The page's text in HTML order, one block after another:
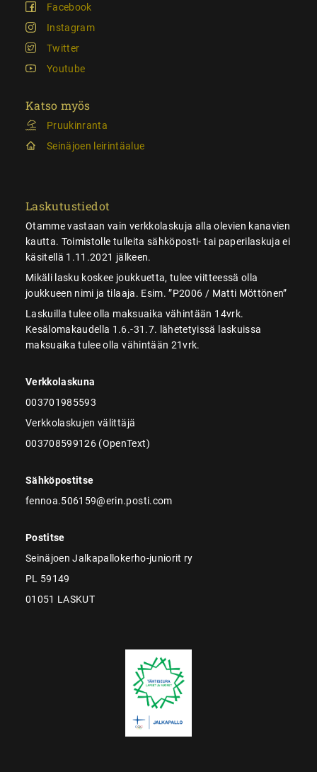
Facebook
Instagram
Twitter
Youtube
Katso myös
Pruukinranta
Seinäjoen leirintäalue
Laskutustiedot
Otamme vastaan vain verkkolaskuja alla olevien kanavien
kautta. Toimistolle tulleita sähköposti- tai paperilaskuja ei
käsitellä 1.11.2021 jälkeen.
Mikäli lasku koskee joukkuetta, tulee viitteessä olla
joukkueen nimi ja tilaaja. Esim. ”P2006 / Matti Möttönen”
Laskuilla tulee olla maksuaika vähintään 14vrk.
Kesälomakaudella 1.6.-31.7. lähetetyissä laskuissa
maksuaika tulee olla vähintään 21vrk.
Verkkolaskuna
003701985593
Verkkolaskujen välittäjä
003708599126 (OpenText)
Sähköpostitse
fennoa.506159@erin.posti.com
Postitse
Seinäjoen Jalkapallokerho-juniorit ry
PL 59149
01051 LASKUT